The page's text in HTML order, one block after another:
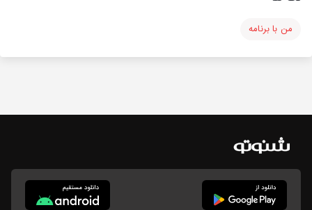
من با برنامه